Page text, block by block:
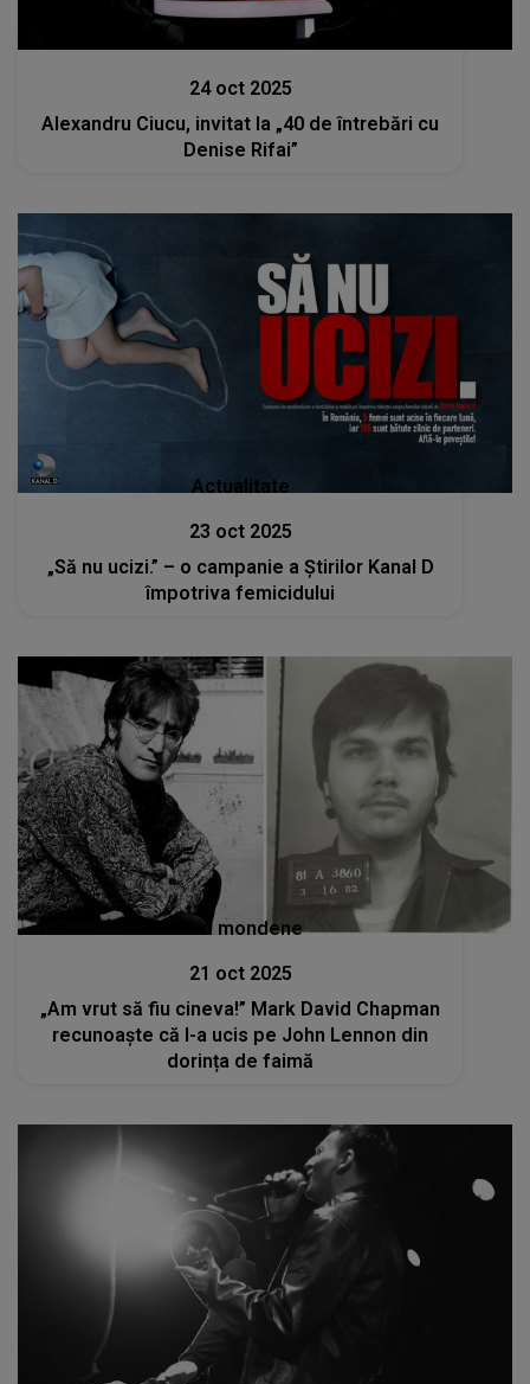
Divertisment
24 oct 2025
Alexandru Ciucu, invitat la „40 de întrebări cu
Denise Rifai”
Actualitate
23 oct 2025
„Să nu ucizi.” – o campanie a Ştirilor Kanal D
împotriva femicidului
Stiri mondene
21 oct 2025
„Am vrut să fiu cineva!” Mark David Chapman
recunoaște că l-a ucis pe John Lennon din
dorința de faimă